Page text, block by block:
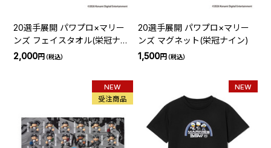
20選手展開 パワプロ×マリー
ンズ フェイスタオル(栄冠ナイ
ン)
2,000円（税込）
20選手展開 パワプロ×マリー
ンズ マグネット(栄冠ナイン)
1,500円（税込）
NEW
受注商品
NEW